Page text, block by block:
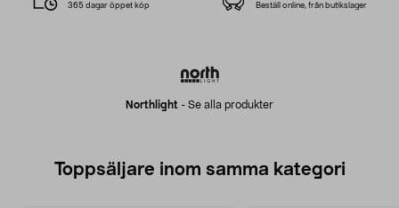
Northlight - Se alla produkter
365 dagar öppet köp Beställ online, från butikslager
Toppsäljare inom samma kategori